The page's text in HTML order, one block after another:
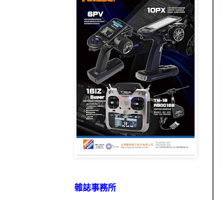
雜誌事務所